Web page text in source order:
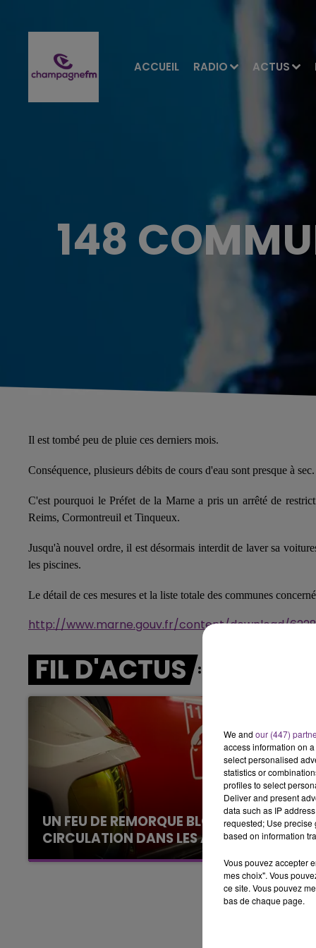
ACCUEIL RADIO ACTUS
5h00 - 6h00
LE BEST OF DE LA FAMILLE
CHAMPAGNE FM
148
Il est tombé peu de pluie ces derniers mois.
Conséquence, plusieurs débits de cours d'eau sont presque à sec.
C'est pourquoi le Préfet de la Marne a pris un arrêté de
Reims, Cormontreuil et Tinqueux.
Jusqu'à nouvel ordre, il est désormais interdit de laver sa
les piscines.
Le détail de ces mesures et la liste totale des communes
http://www.marne.gouv.fr/content/download/
FIL D'ACTUS
UN FEU DE REMORQUE BLOQUE LA
CIRCULATION DANS LES ARDENNES
Un feu de remorque s'est déclaré ce mercredi
We and our (447)
access information on
select personalised
statistics or
profiles to select
Deliver and present
data such as IP
requested; Use precise
based on information
Vous pouvez accepter
mes choix". Vous
ce site. Vous pouvez
bas de chaque page.